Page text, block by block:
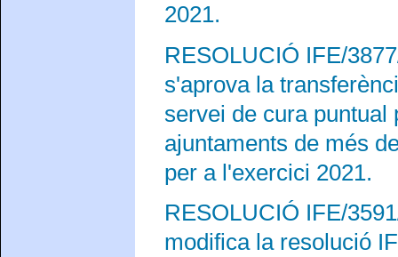
2021.
RESOLUCIÓ IFE/
s'aprova la
servei de cura puntual
ajuntaments de més
per a l'exercici 2021.
RESOLUCIÓ IFE/
modifica la resolució